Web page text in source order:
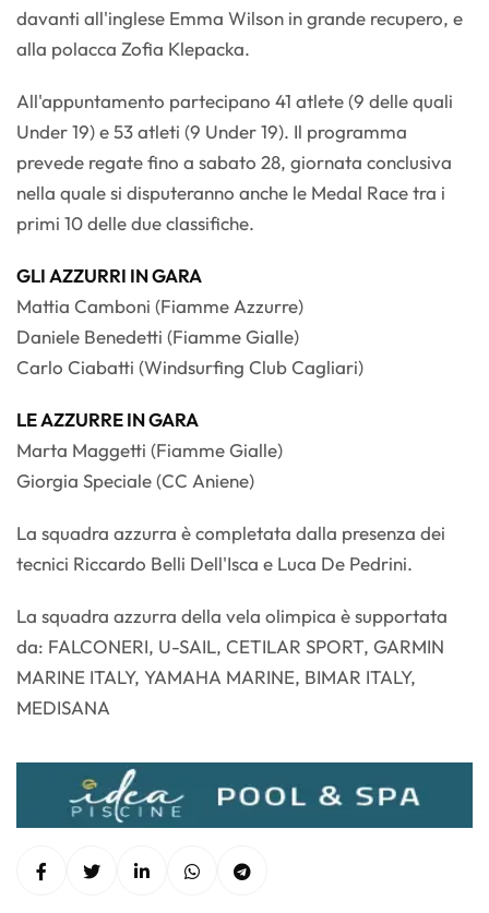
davanti all'inglese Emma Wilson in grande recupero, e
alla polacca Zofia Klepacka.
All'appuntamento partecipano 41 atlete (9 delle quali
Under 19) e 53 atleti (9 Under 19). Il programma
prevede regate fino a sabato 28, giornata conclusiva
nella quale si disputeranno anche le Medal Race tra i
primi 10 delle due classifiche.
GLI AZZURRI IN GARA
Mattia Camboni (Fiamme Azzurre)
Daniele Benedetti (Fiamme Gialle)
Carlo Ciabatti (Windsurfing Club Cagliari)
LE AZZURRE IN GARA
Marta Maggetti (Fiamme Gialle)
Giorgia Speciale (CC Aniene)
La squadra azzurra è completata dalla presenza dei
tecnici Riccardo Belli Dell'Isca e Luca De Pedrini.
La squadra azzurra della vela olimpica è supportata
da: FALCONERI, U-SAIL, CETILAR SPORT, GARMIN
MARINE ITALY, YAMAHA MARINE, BIMAR ITALY,
MEDISANA